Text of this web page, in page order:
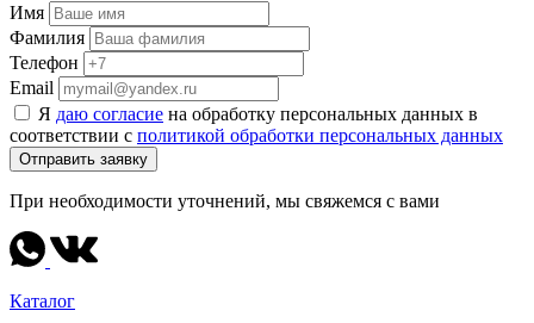
Имя
Фамилия
Телефон
Email
Я даю согласие на обработку персональных данных в
соответствии с политикой обработки персональных данных
Отправить заявку
При необходимости уточнений, мы свяжемся с вами
Каталог